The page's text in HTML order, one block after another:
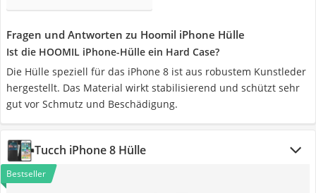
Fragen und Antworten zu Hoomil iPhone Hülle
Ist die HOOMIL iPhone-Hülle ein Hard Case?
Die Hülle speziell für das iPhone 8 ist aus robustem Kunstleder
hergestellt. Das Material wirkt stabilisierend und schützt sehr
gut vor Schmutz und Beschädigung.
Tucch iPhone 8 Hülle
Bestseller